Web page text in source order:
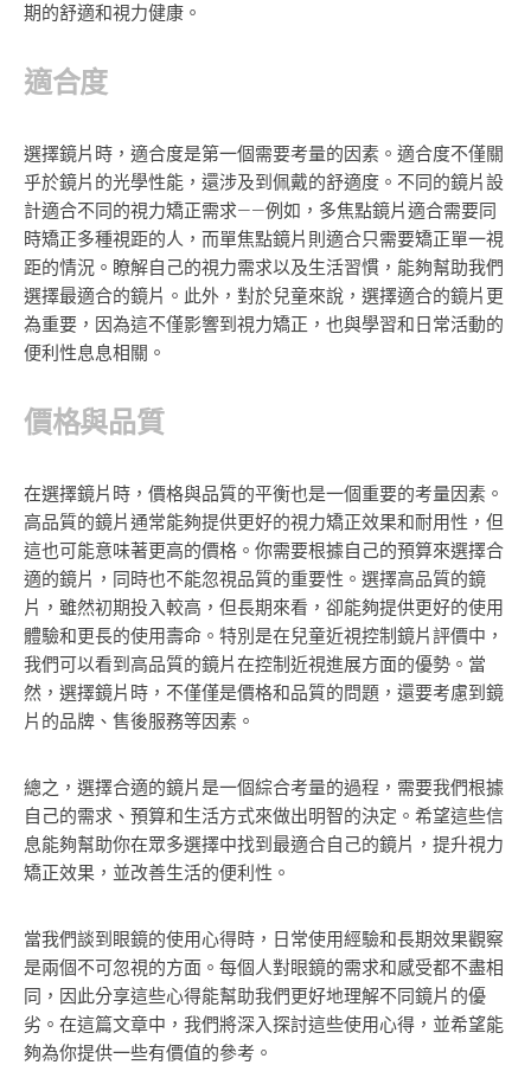
期的舒適和視力健康。
適合度
選擇鏡片時，適合度是第一個需要考量的因素。適合度不僅關
乎於鏡片的光學性能，還涉及到佩戴的舒適度。不同的鏡片設
計適合不同的視力矯正需求——例如，多焦點鏡片適合需要同
時矯正多種視距的人，而單焦點鏡片則適合只需要矯正單一視
距的情況。瞭解自己的視力需求以及生活習慣，能夠幫助我們
選擇最適合的鏡片。此外，對於兒童來說，選擇適合的鏡片更
為重要，因為這不僅影響到視力矯正，也與學習和日常活動的
便利性息息相關。
價格與品質
在選擇鏡片時，價格與品質的平衡也是一個重要的考量因素。
高品質的鏡片通常能夠提供更好的視力矯正效果和耐用性，但
這也可能意味著更高的價格。你需要根據自己的預算來選擇合
適的鏡片，同時也不能忽視品質的重要性。選擇高品質的鏡
片，雖然初期投入較高，但長期來看，卻能夠提供更好的使用
體驗和更長的使用壽命。特別是在兒童近視控制鏡片評價中，
我們可以看到高品質的鏡片在控制近視進展方面的優勢。當
然，選擇鏡片時，不僅僅是價格和品質的問題，還要考慮到鏡
片的品牌、售後服務等因素。
總之，選擇合適的鏡片是一個綜合考量的過程，需要我們根據
自己的需求、預算和生活方式來做出明智的決定。希望這些信
息能夠幫助你在眾多選擇中找到最適合自己的鏡片，提升視力
矯正效果，並改善生活的便利性。
當我們談到眼鏡的使用心得時，日常使用經驗和長期效果觀察
是兩個不可忽視的方面。每個人對眼鏡的需求和感受都不盡相
同，因此分享這些心得能幫助我們更好地理解不同鏡片的優
劣。在這篇文章中，我們將深入探討這些使用心得，並希望能
夠為你提供一些有價值的參考。